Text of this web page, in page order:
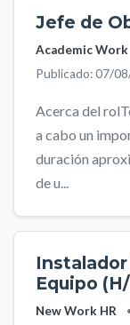
Jefe de
Academic Work
Publicado: 07/
Acerca del
a cabo un
duración
de u...
Equipo
New Work HR